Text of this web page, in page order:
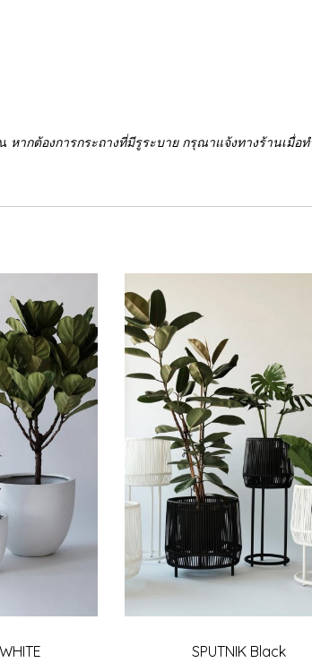
หากต้องการกระถางที่มีรูระบาย กรุณาแจ้งทางร้านเมื่อ
SPUTNIK Black